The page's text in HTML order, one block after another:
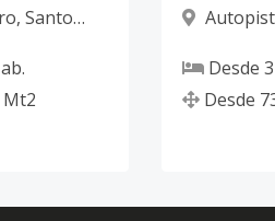
, Santo
Mt2
Desde 3
Desde